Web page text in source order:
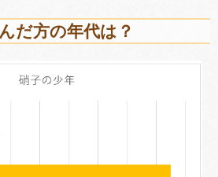
だ方の年代は？